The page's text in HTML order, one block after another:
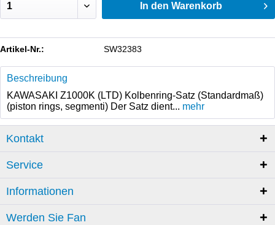
In den Warenkorb
Artikel-Nr.: SW32383
Beschreibung
KAWASAKI Z1000K (LTD) Kolbenring-Satz (Standardmaß)
(piston rings, segmenti) Der Satz dient... mehr
Kontakt
Service
Informationen
Werden Sie Fan